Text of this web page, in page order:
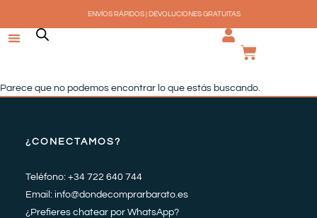
contenido
ENVÍOS RÁPIDOS | DEVOLUCIONES GRATUITAS
Parece que no podemos encontrar lo que estás buscando.
¿CONECTAMOS?
Teléfono: +34 722 640 744
Email: info@dondecomprarbarato.es
¿Prefieres chatear por WhatsApp?